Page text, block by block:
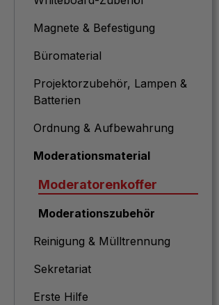
Magnete & Befestigung
Büromaterial
Projektorzubehör, Lampen &
Batterien
Ordnung & Aufbewahrung
Moderationsmaterial
Moderatorenkoffer
Moderationszubehör
Reinigung & Mülltrennung
Sekretariat
Erste Hilfe